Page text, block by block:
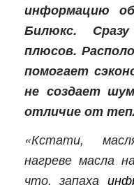
информацию
Билюкс.
плюсов.
помогает
не создает
отличие от
«Кстати,
нагреве масла
что, запаха